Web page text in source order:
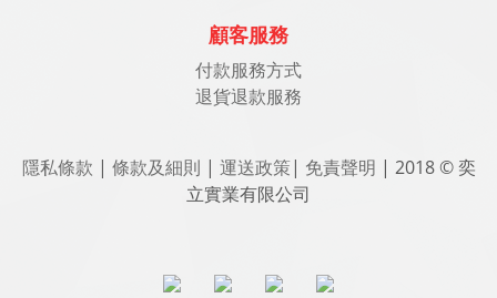
顧客服務
付款服務方式
退貨退款服務
隱私條款 | 條款及細則 | 運送政策| 免責聲明 | 2018 © 奕
立實業有限公司